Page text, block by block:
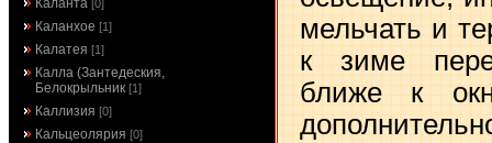
Каланта [0]
Каланхое [1]
Калатея [1]
Калла (Зантедеския,
Белокрыльник [1]
Каллизия [0]
Кальцеолярия [0]
мельчать и
к зиме
ближе к